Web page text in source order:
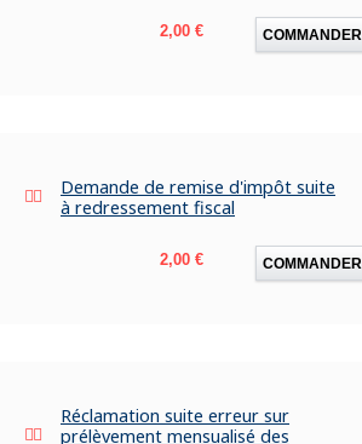
Prix
2,00 € COMMANDER
Demande de remise d'impôt suite
à redressement fiscal
Prix
2,00 € COMMANDER
Réclamation suite erreur sur
prélèvement mensualisé des